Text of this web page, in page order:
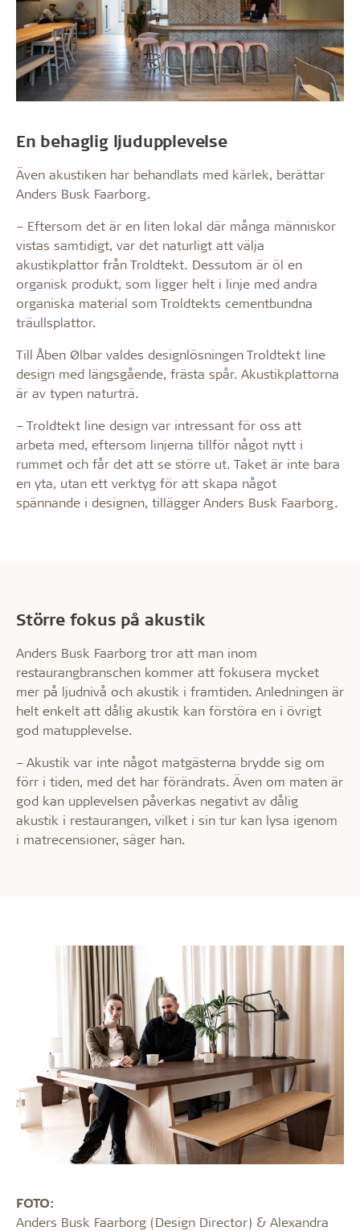
En behaglig ljudupplevelse
Även akustiken har behandlats med kärlek, berättar
Anders Busk Faarborg.
– Eftersom det är en liten lokal där många människor
vistas samtidigt, var det naturligt att välja
akustikplattor från Troldtekt. Dessutom är öl en
organisk produkt, som ligger helt i linje med andra
organiska material som Troldtekts cementbundna
träullsplattor.
Till Åben Ølbar valdes designlösningen Troldtekt line
design med längsgående, frästa spår. Akustikplattorna
är av typen naturträ.
– Troldtekt line design var intressant för oss att
arbeta med, eftersom linjerna tillför något nytt i
rummet och får det att se större ut. Taket är inte bara
en yta, utan ett verktyg för att skapa något
spännande i designen, tillägger Anders Busk Faarborg.
Större fokus på akustik
Anders Busk Faarborg tror att man inom
restaurangbranschen kommer att fokusera mycket
mer på ljudnivå och akustik i framtiden. Anledningen är
helt enkelt att dålig akustik kan förstöra en i övrigt
god matupplevelse.
– Akustik var inte något matgästerna brydde sig om
förr i tiden, med det har förändrats. Även om maten är
god kan upplevelsen påverkas negativt av dålig
akustik i restaurangen, vilket i sin tur kan lysa igenom
i matrecensioner, säger han.
FOTO:
Anders Busk Faarborg (Design Director) & Alexandra